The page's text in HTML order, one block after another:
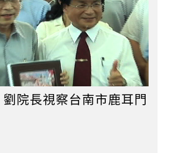
院長視察台南市鹿耳門